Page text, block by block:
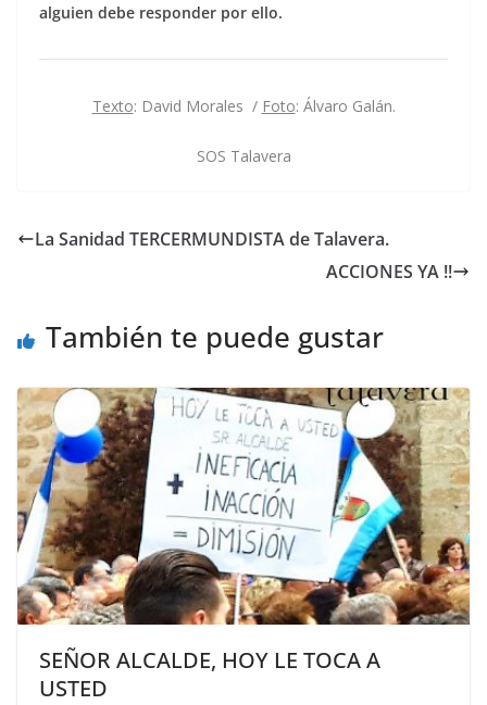
alguien debe responder por ello.
Texto: David Morales / Foto: Álvaro Galán.
SOS Talavera
La Sanidad TERCERMUNDISTA de Talavera.
ACCIONES YA !!
También te puede gustar
SEÑOR ALCALDE, HOY LE TOCA A
USTED